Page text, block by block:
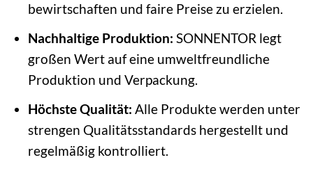
bewirtschaften und faire Preise zu erzielen.
Nachhaltige Produktion: SONNENTOR legt
großen Wert auf eine umweltfreundliche
Produktion und Verpackung.
Höchste Qualität: Alle Produkte werden unter
strengen Qualitätsstandards hergestellt und
regelmäßig kontrolliert.